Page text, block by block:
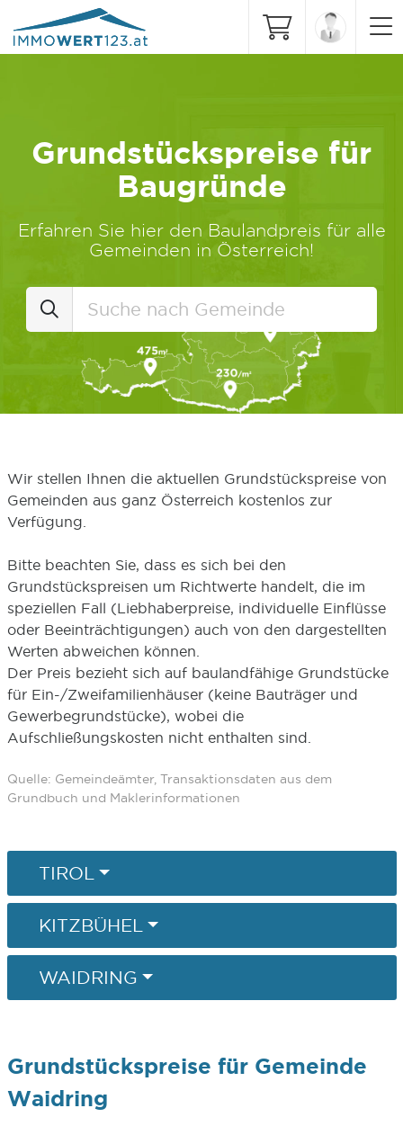
Grundstückspreise für
Baugründe
Erfahren Sie hier den Baulandpreis für alle
Gemeinden in Österreich!
Wir stellen Ihnen die aktuellen Grundstückspreise von
Gemeinden aus ganz Österreich kostenlos zur
Verfügung.
Bitte beachten Sie, dass es sich bei den
Grundstückspreisen um Richtwerte handelt, die im
speziellen Fall (Liebhaberpreise, individuelle Einflüsse
oder Beeinträchtigungen) auch von den dargestellten
Werten abweichen können.
Der Preis bezieht sich auf baulandfähige Grundstücke
für Ein-/Zweifamilienhäuser (keine Bauträger und
Gewerbegrundstücke), wobei die
Aufschließungskosten nicht enthalten sind.
Quelle: Gemeindeämter, Transaktionsdaten aus dem
Grundbuch und Maklerinformationen
TIROL
KITZBÜHEL
WAIDRING
Grundstückspreise für Gemeinde
Waidring